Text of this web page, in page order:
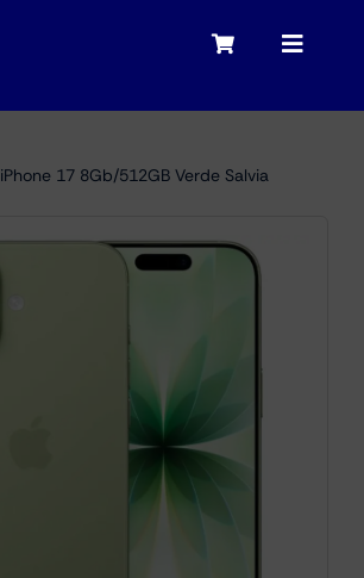
Toggle
Toggle
Portátiles
iPhone 17 8Gb/512GB Verde Salvia